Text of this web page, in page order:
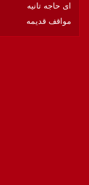
اى حاجه تانيه
مواقف قديمه